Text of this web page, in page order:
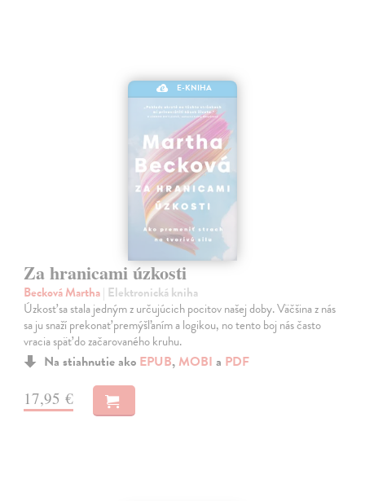
E-KNIHA
Za hranicami úzkosti
Becková Martha| Elektronická kniha
Úzkosť sa stala jedným z určujúcich pocitov našej doby. Väčšina z nás
sa ju snaží prekonať premýšľaním a logikou, no tento boj nás často
vracia späť do začarovaného kruhu.
Na stiahnutie ako EPUB, MOBI a PDF
17,95 €